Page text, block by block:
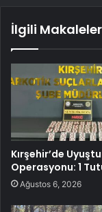
İlgili Makaleler
Kırşehir’de
Operasyonu: 1
Ağustos 6, 2026